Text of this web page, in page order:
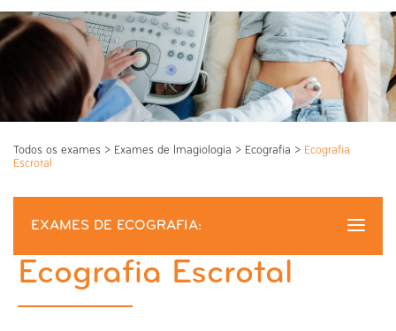
Todos os exames > Exames de Imagiologia > Ecografia > Ecografia
Escrotal
EXAMES DE ECOGRAFIA:
Ecografia Escrotal
Ecografia Abdominal
Ecografia Escrotal